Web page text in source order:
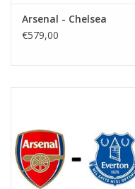
Arsenal - Chelsea
€579,00